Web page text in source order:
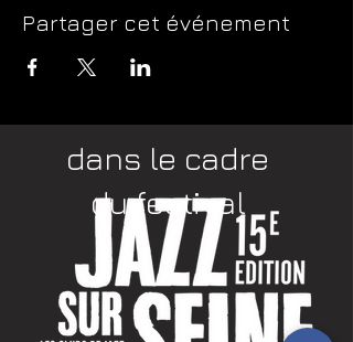
Partager cet événement
dans le cadre
du festival